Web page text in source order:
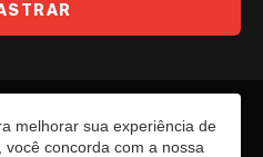
melhorar sua experiência de
você concorda com a nossa